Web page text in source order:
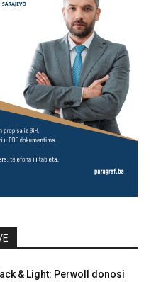
& Light: Perwoll donosi